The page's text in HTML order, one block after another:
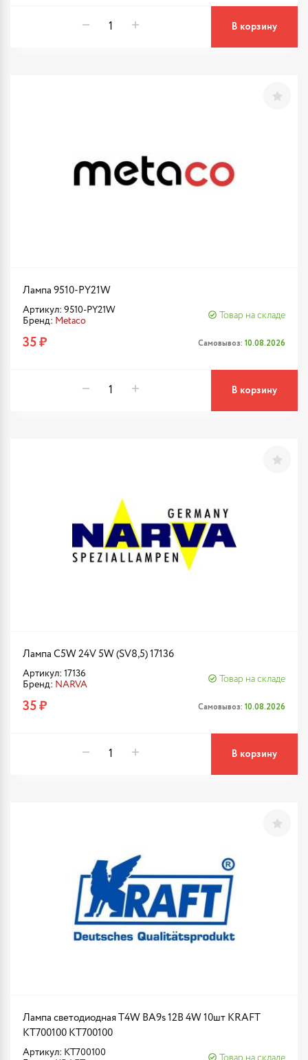
В корзину
Лампа 9510-PY21W
Артикул: 9510-PY21W
Бренд: Metaco
Товар на складе
35 ₽ Самовывоз: 10.08.2026
В корзину
Лампа C5W 24V 5W (SV8,5) 17136
Артикул: 17136
Бренд: NARVA
Товар на складе
35 ₽ Самовывоз: 10.08.2026
В корзину
Лампа светодиодная T4W BA9s 12В 4W 10шт KRAFT
KT700100 KT700100
Артикул: KT700100
Товар на складе